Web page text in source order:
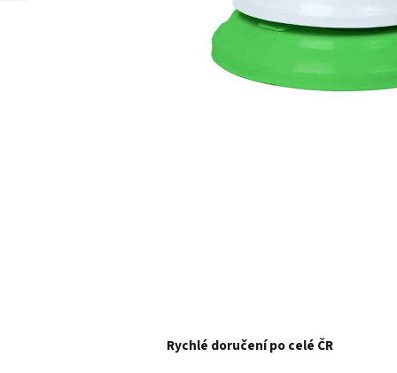
Rychlé doručení po celé ČR